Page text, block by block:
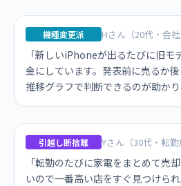
機種変更派 Hさん（20代・会社
「新しいiPhoneが出るたびに旧モ
金にしています。発表前に売るか
推移グラフで判断できるのが助かり
引越し断捨離 Yさん（30代・転勤
「転勤のたびに家電をまとめて売
いので一番高い店をすぐ見つけら